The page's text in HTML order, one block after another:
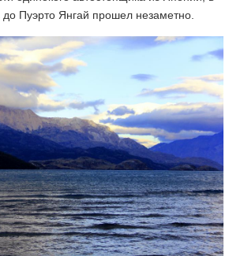
до Пуэрто Янгай прошел незаметно.